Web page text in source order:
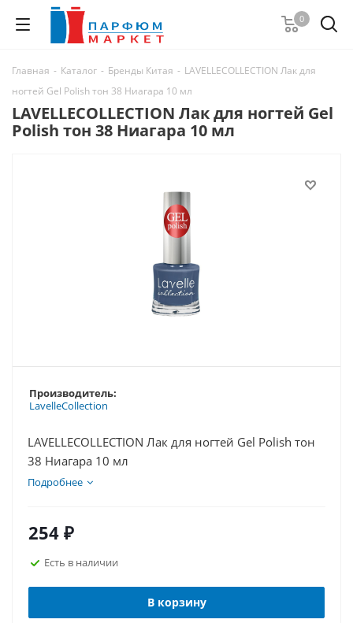
0
Главная - Каталог - Бренды Китая - LAVELLECOLLECTION Лак для
ногтей Gel Polish тон 38 Ниагара 10 мл
LAVELLECOLLECTION Лак для ногтей Gel
Polish тон 38 Ниагара 10 мл
Производитель:
LavelleCollection
LAVELLECOLLECTION Лак для ногтей Gel Polish тон
38 Ниагара 10 мл
Подробнее
254 ₽
Есть в наличии
В корзину